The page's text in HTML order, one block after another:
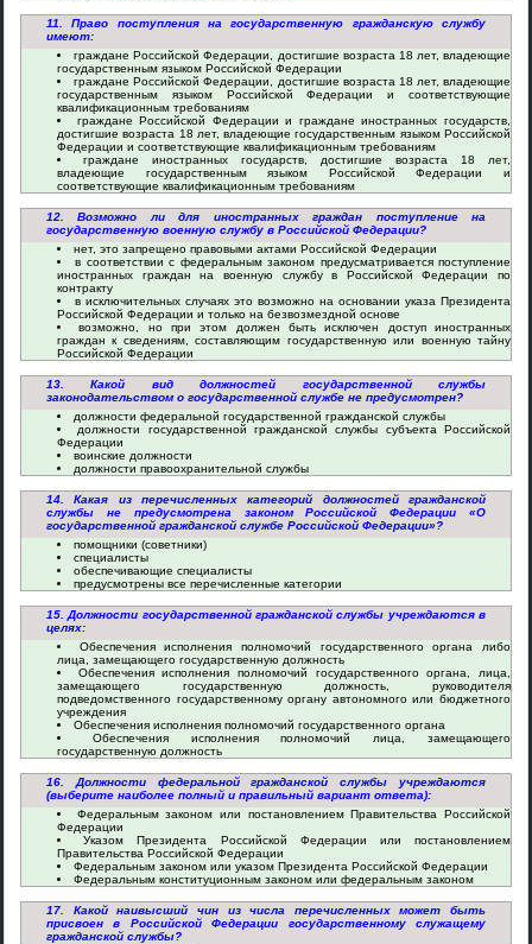
11. Право поступления на государственную гражданскую службу
имеют:
граждане Российской Федерации, достигшие возраста 18 лет, владеющие
государственным языком Российской Федерации
граждане Российской Федерации, достигшие возраста 18 лет, владеющие
государственным языком Российской Федерации и соответствующие
квалификационным требованиям
граждане Российской Федерации и граждане иностранных государств,
достигшие возраста 18 лет, владеющие государственным языком Российской
Федерации и соответствующие квалификационным требованиям
граждане иностранных государств, достигшие возраста 18 лет,
владеющие государственным языком Российской Федерации и
соответствующие квалификационным требованиям
12. Возможно ли для иностранных граждан поступление на
государственную военную службу в Российской Федерации?
нет, это запрещено правовыми актами Российской Федерации
в соответствии с федеральным законом предусматривается поступление
иностранных граждан на военную службу в Российской Федерации по
контракту
в исключительных случаях это возможно на основании указа Президента
Российской Федерации и только на безвозмездной основе
возможно, но при этом должен быть исключен доступ иностранных
граждан к сведениям, составляющим государственную или военную тайну
Российской Федерации
13. Какой вид должностей государственной службы
законодательством о государственной службе не предусмотрен?
должности федеральной государственной гражданской службы
должности государственной гражданской службы субъекта Российской
Федерации
воинские должности
должности правоохранительной службы
14. Какая из перечисленных категорий должностей гражданской
службы не предусмотрена законом Российской Федерации «О
государственной гражданской службе Российской Федерации»?
помощники (советники)
специалисты
обеспечивающие специалисты
предусмотрены все перечисленные категории
15. Должности государственной гражданской службы учреждаются в
целях:
Обеспечения исполнения полномочий государственного органа либо
лица, замещающего государственную должность
Обеспечения исполнения полномочий государственного органа, лица,
замещающего государственную должность, руководителя
подведомственного государственному органу автономного или бюджетного
учреждения
Обеспечения исполнения полномочий государственного органа
Обеспечения исполнения полномочий лица, замещающего
государственную должность
16. Должности федеральной гражданской службы учреждаются
(выберите наиболее полный и правильный вариант ответа):
Федеральным законом или постановлением Правительства Российской
Федерации
Указом Президента Российской Федерации или постановлением
Правительства Российской Федерации
Федеральным законом или указом Президента Российской Федерации
Федеральным конституционным законом или федеральным законом
17. Какой наивысший чин из числа перечисленных может быть
присвоен в Российской Федерации государственному служащему
гражданской службы?